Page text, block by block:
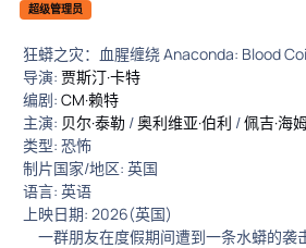
超级管理员
狂蟒之灾：血腥缠绕 Anaconda: Blood
导演: 贾斯汀·卡特
编剧: CM·赖特
主演: 贝尔·泰勒 /奥利维亚·伯利 /佩吉·海
类型: 恐怖
制片国家/地区: 英国
语言: 英语
上映日期: 2026(英国)
一群朋友在度假期间遭到一条水蟒的袭